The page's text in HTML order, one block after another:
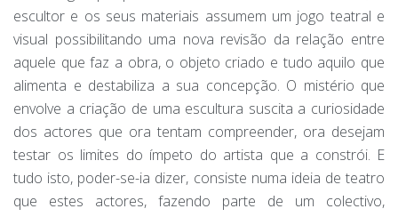
escultor e os seus materiais assumem um jogo teatral e
visual possibilitando uma nova revisão da relação entre
aquele que faz a obra, o objeto criado e tudo aquilo que
alimenta e destabiliza a sua concepção. O mistério que
envolve a criação de uma escultura suscita a curiosidade
dos actores que ora tentam compreender, ora desejam
testar os limites do ímpeto do artista que a constrói. E
tudo isto, poder-se-ia dizer, consiste numa ideia de teatro
que estes actores, fazendo parte de um colectivo,